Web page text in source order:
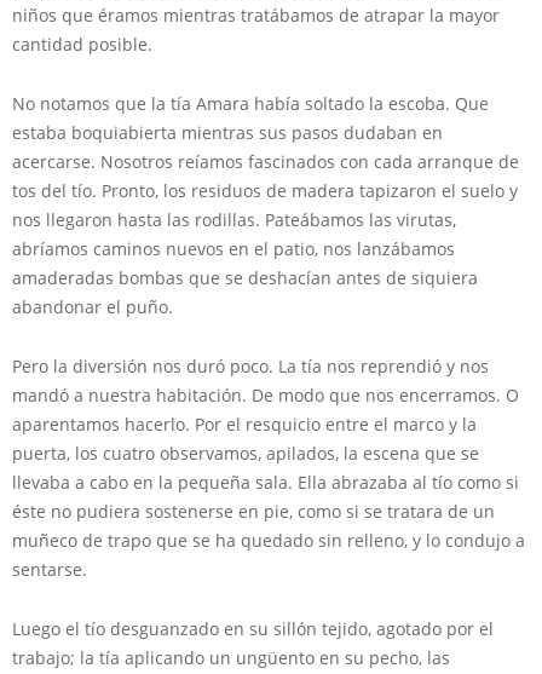
niños que éramos mientras tratábamos de atrapar la mayor
cantidad posible.
No notamos que la tía Amara había soltado la escoba. Que
estaba boquiabierta mientras sus pasos dudaban en
acercarse. Nosotros reíamos fascinados con cada arranque de
tos del tío. Pronto, los residuos de madera tapizaron el suelo y
nos llegaron hasta las rodillas. Pateábamos las virutas,
abríamos caminos nuevos en el patio, nos lanzábamos
amaderadas bombas que se deshacían antes de siquiera
abandonar el puño.
Pero la diversión nos duró poco. La tía nos reprendió y nos
mandó a nuestra habitación. De modo que nos encerramos. O
aparentamos hacerlo. Por el resquicio entre el marco y la
puerta, los cuatro observamos, apilados, la escena que se
llevaba a cabo en la pequeña sala. Ella abrazaba al tío como si
éste no pudiera sostenerse en pie, como si se tratara de un
muñeco de trapo que se ha quedado sin relleno, y lo condujo a
sentarse.
Luego el tío desguanzado en su sillón tejido, agotado por el
trabajo; la tía aplicando un ungüento en su pecho, las